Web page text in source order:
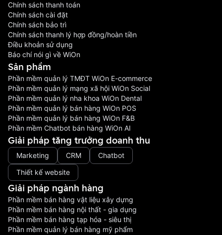
Chính sách thanh toán
Chính sách cài đặt
Chính sách bảo trì
Chính sách thanh lý hợp đồng/hoàn tiền
Điều khoản sử dụng
Báo chí nói gì về WiOn
Sản phầm
Phần mềm quản lý TMĐT WiOn E-commerce
Phần mềm quản lý mạng xã hội WiOn Social
Phần mềm quản lý nha khoa WiOn Dental
Phần mềm quản lý bán hàng WiOn POS
Phần mềm quản lý bán hàng WiOn F&B
Phần mềm Chatbot bán hàng WiOn AI
Giải pháp tăng trưởng doanh thu
Marketing CRM
Chatbot
Thiết kế website
Giải pháp ngành hàng
Phần mềm bán hàng vật liệu xây dựng
Phần mềm bán hàng nội thất - gia dụng
Phần mềm bán hàng tạp hóa - siêu thị
Phần mềm quản lý bán hàng mỹ phẩm